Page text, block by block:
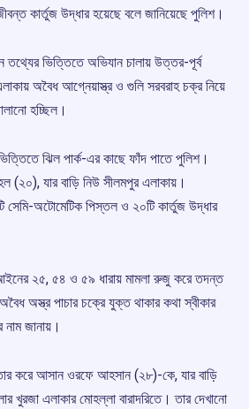
কার্তুজ উদ্ধার হয়েছে বলে জানিয়েছে পুলিশ।
তথ্যের ভিত্তিতে অভিযান চালায় উত্তর-পূর্ব
অবৈধ আগ্নেয়াস্ত্র ও গুলি সরবরাহ চক্র নিয়ে
হচ্ছিল।
ঝিল পার্ক-এর কাছে ফাঁদ পাতে পুলিশ।
(২০), যার বাড়ি নিউ সীলমপুর এলাকায়।
সেমি-অটোমেটিক পিস্তল ও ২০টি কার্তুজ উদ্ধার
২৫, ৫৪ ও ৫৯ ধারায় মামলা রুজু করে তদন্ত
অস্ত্র পাচার চক্রে যুক্ত থাকার কথা স্বীকার
জানায়।
করে আসান ওরফে আহসান (২৮)-কে, যার বাড়ি
খুরজা এলাকার মোহল্লা বারাদরিতে। তার দেখানো